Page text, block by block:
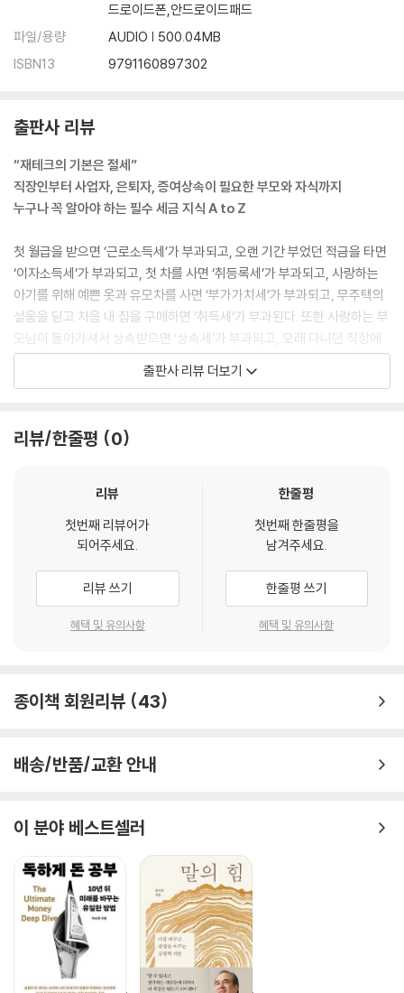
드로이드폰,안드로이드패드
파일/용량
AUDIO | 500.04MB
ISBN13
9791160897302
출판사 리뷰
“재테크의 기본은 절세”
직장인부터 사업자, 은퇴자, 증여상속이 필요한 부모와 자식까지
누구나 꼭 알아야 하는 필수 세금 지식 A to Z
첫 월급을 받으면 ‘근로소득세’가 부과되고, 오랜 기간 부었던 적금을 타면
‘이자소득세’가 부과되고, 첫 차를 사면 ‘취등록세’가 부과되고, 사랑하는
아기를 위해 예쁜 옷과 유모차를 사면 ‘부가가치세’가 부과되고, 무주택의
설움을 딛고 처음 내 집을 구매하면 ‘취득세’가 부과된다. 또한 사랑하는 부
모님이 돌아가셔서 상속받으면 ‘상속세’가 부과되고, 오래 다니던 직장에
서 명예퇴직해 퇴직금을 받으면 ‘퇴직소득세’가 부과되고, 사업에 실패한
친구와 밤늦도록 술잔을 기울이면 ‘주세’가 부과되고, 가까웠던 사람에게
다 같은 세금처럼 보이는데 이름만 다르게 하여 여기에도 부과되고 저기에
불법적인 탈세는 하면 안 되겠지만 불필요하게 세금을 더 낼 필요는 없다.
우선 어떤 세금을 내는지 알아야 하고, 어떻게 하면 세금을 줄일 수 있는지
알아야 한다.
연봉 1억 vs 연봉 2억, 왜 연봉은 2배 차이인데 세금은 2배보다 더 낼까?
얼마일까? 부양가족은 없다고 가정할 경우 간이세액표에 의한 소득세와
합계는 2,196만 7,080원이다. 그럼 좀 더 금액을 키워서 연봉 2억 원이 되
연봉 1억 원일 때와 비교해보면 연봉이 2배 차이 나는데 세금은 약 3.7배
가 차이난다. 왜 연봉은 2배 차이인데 세금은 2배보다 더 낼까? 예상했겠
지만 바로 누진세율 때문이다. 연봉 1억 원일 때는 과세표준이 7,540만 6,
280원이기에 최고 24%의 세율이 적용되었고, 연봉 2억 원일 때는 과세
표준이 1억 6,850만 2,120원이기에 최고세율은 38%가 적용된다. 이렇
듯 과세표준에 따라 적용되는 세율 차이가 있기에 세금은 훨씬 더 많이 나
오게 된다.
출판사 리뷰 더보기
리뷰/한줄평 0
리뷰
첫번째 리뷰어가
되어주세요.
리뷰 쓰기
혜택 및 유의사항
한줄평
첫번째 한줄평을
남겨주세요.
한줄평 쓰기
혜택 및 유의사항
종이책 회원리뷰 43
배송/반품/교환 안내
이 분야 베스트셀러